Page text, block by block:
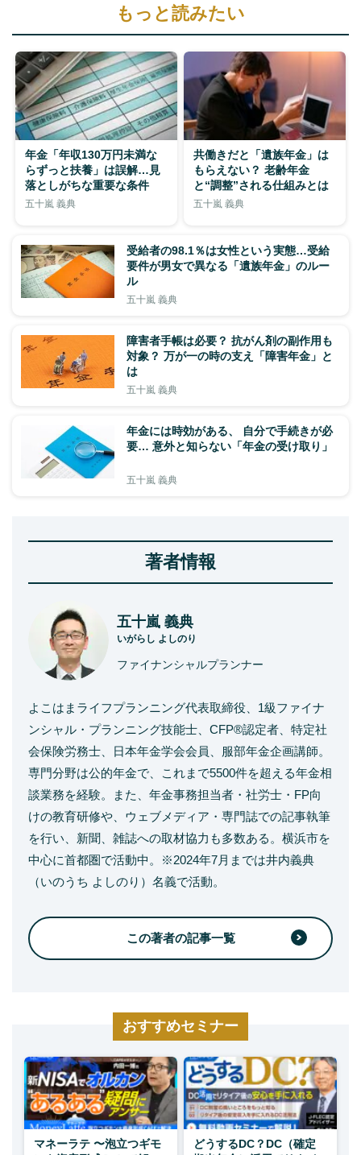
もっと読みたい
年金「年収130万円未満な
らずっと扶養」は誤解…見
落としがちな重要な条件
五十嵐 義典
共働きだと「遺族年金」は
もらえない？ 老齢年金
と“調整”される仕組みとは
五十嵐 義典
受給者の98.1％は女性という実態…受給
要件が男女で異なる「遺族年金」のルー
ル
五十嵐 義典
障害者手帳は必要？ 抗がん剤の副作用も
対象？ 万が一の時の支え「障害年金」と
は
五十嵐 義典
年金には時効がある、 自分で手続きが必
要… 意外と知らない「年金の受け取り」
五十嵐 義典
著者情報
五十嵐 義典
いがらし よしのり
ファイナンシャルプランナー
よこはまライフプランニング代表取締役、1級ファイナ
ンシャル・プランニング技能士、CFP®認定者、特定社
会保険労務士、日本年金学会会員、服部年金企画講師。
専門分野は公的年金で、これまで5500件を超える年金相
談業務を経験。また、年金事務担当者・社労士・FP向
けの教育研修や、ウェブメディア・専門誌での記事執筆
を行い、新聞、雑誌への取材協力も多数ある。横浜市を
中心に首都圏で活動中。※2024年7月までは井内義典
（いのうち よしのり）名義で活動。
この著者の記事一覧
おすすめセミナー
マネーラテ 〜泡立つギモ
どうするDC？DC（確定